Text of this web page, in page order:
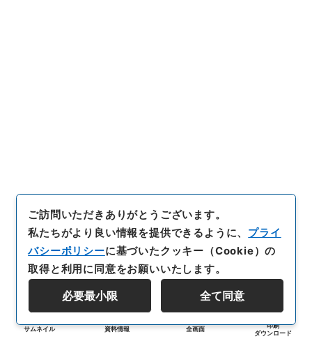
サムネイル 資料情報 全画面
印刷
ダウンロード
ご訪問いただきありがとうございます。
私たちがより良い情報を提供できるように、 プライ
バシーポリシーに基づいたクッキー（Cookie）の
取得と利用に同意をお願いいたします。
必要最小限 全て同意